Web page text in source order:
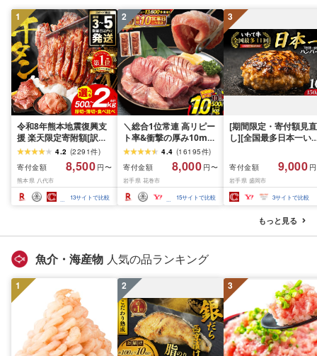
1
令和8年熊本地震復興支
援 楽天限定寄附額[訳あ
り]牛タン 500g〜2kg 肉
牛肉 訳あり 牛タン 冷凍
小分け 厚切り 薄切り 食
べ比べ 500g 1kg 1.5kg
2kg 牛 人気 ビーフ 牛た
ん ふるさと納税 ランキ
4.2 (2291件)
寄付金額
8,500 円〜
熊本県 八代市
13サイトで比較
2
＼総合1位常連 高リピー
ト率&衝撃の厚み10mm
厚切り牛タン 塩味/ ≪ス
ピード発送!!10営業日以
内発送≫ 選べる内容量
500g / 1kg 定期便 毎月
届く 牛肉 肉 BBQ ふるさ
と 人気 ランキング 岩手
4.4 (16195件)
寄付金額
8,000 円〜
岩手県 花巻市
15サイトで比較
3
[期間限定・寄付額見直
し][全国最多日本一い
1.5kg(150g×10個) い
て牛 × 岩中豚 ハンバー
グ 合挽き 合い挽き 黒
和牛 人気 冷凍 個包装
分け 冷凍 牛肉 豚肉 和
ビーフ ポーク はんば
ぐ 挽肉 お肉 ミンチ 肉
お弁当 hannba-gu ラ
寄付金額 9,000
岩手県 盛岡市
3サイトで比較
もっと見る
魚介・海産物 人気の品ランキング
1 2 3